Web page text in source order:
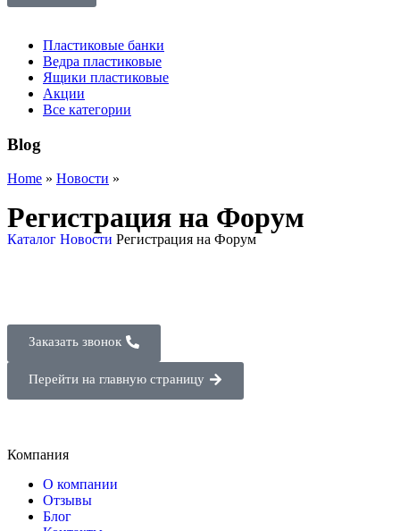
Пластиковые банки
Ведра пластиковые
Ящики пластиковые
Акции
Все категории
Blog
Home » Новости »
Регистрация на Форум
Каталог Новости Регистрация на Форум
Заказать звонок
Перейти на главную страницу
Компания
О компании
Отзывы
Блог